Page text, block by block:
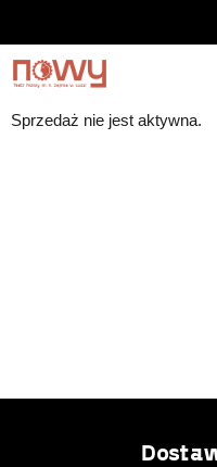
0,00
PLN
Sprzedaż nie jest aktywna.